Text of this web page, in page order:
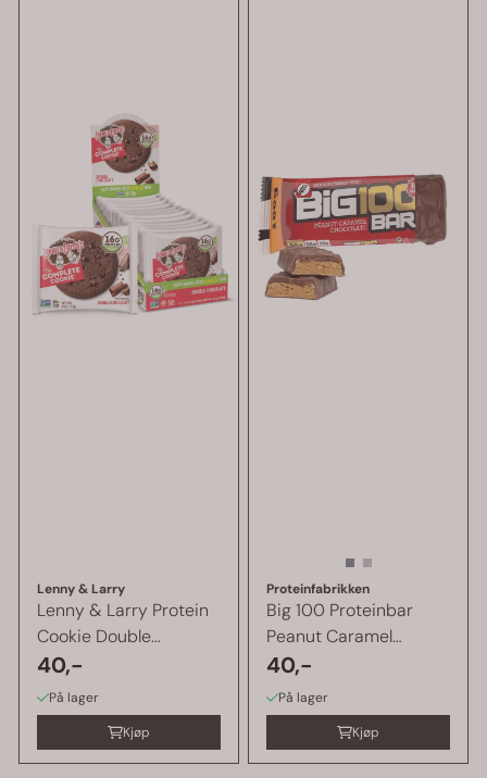
Lenny & Larry
Lenny & Larry Protein
Cookie Double
Chocolate, 1 ...
40,-
På lager
Kjøp
Proteinfabrikken
Big 100 Proteinbar
Peanut Caramel
Choolate 1 stk ...
40,-
På lager
Kjøp